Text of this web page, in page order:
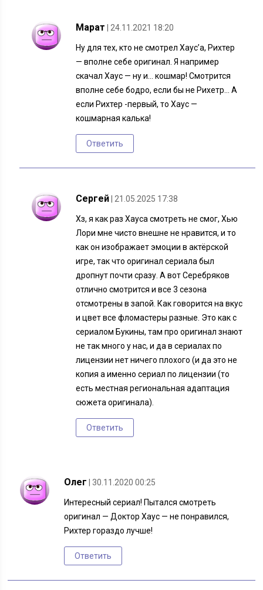
Марат | 24.11.2021 18:20
Ну для тех, кто не смотрел Хаус’а, Рихтер
— вполне себе оригинал. Я например
скачал Хаус — ну и… кошмар! Смотрится
вполне себе бодро, если бы не Рихетр… А
если Рихтер -первый, то Хаус —
кошмарная калька!
Ответить
Сергей | 21.05.2025 17:38
Хз, я как раз Хауса смотреть не смог, Хью
Лори мне чисто внешне не нравится, и то
как он изображает эмоции в актёрской
игре, так что оригинал сериала был
дропнут почти сразу. А вот Серебряков
отлично смотрится и все 3 сезона
отсмотрены в запой. Как говорится на вкус
и цвет все фломастеры разные. Это как с
сериалом Букины, там про оригинал знают
не так много у нас, и да в сериалах по
лицензии нет ничего плохого (и да это не
копия а именно сериал по лицензии (то
есть местная региональная адаптация
сюжета оригинала).
Ответить
Олег | 30.11.2020 00:25
Интересный сериал! Пытался смотреть
оригинал — Доктор Хаус — не понравился,
Рихтер гораздо лучше!
Ответить